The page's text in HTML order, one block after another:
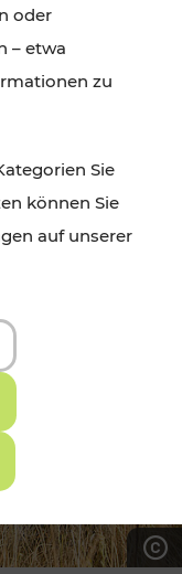
oder
– etwa
zu
Sie
können Sie
auf unserer